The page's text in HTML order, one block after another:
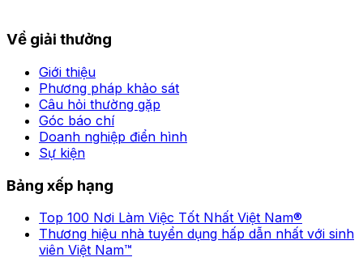
Về giải thưởng
Giới thiệu
Phương pháp khảo sát
Câu hỏi thường gặp
Góc báo chí
Doanh nghiệp điển hình
Sự kiện
Bảng xếp hạng
Top 100 Nơi Làm Việc Tốt Nhất Việt Nam®
Thương hiệu nhà tuyển dụng hấp dẫn nhất với sinh
viên Việt Nam™